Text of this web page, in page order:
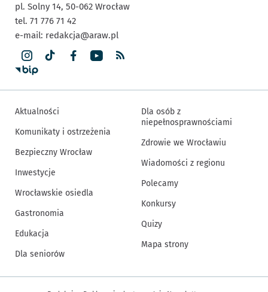
pl. Solny 14, 50-062 Wrocław
tel. 71 776 71 42
e-mail: redakcja@araw.pl
Aktualności
Komunikaty i ostrzeżenia
Bezpieczny Wrocław
Inwestycje
Wrocławskie osiedla
Gastronomia
Edukacja
Dla seniorów
Dla osób z
niepełnosprawnościami
Zdrowie we Wrocławiu
Wiadomości z regionu
Polecamy
Konkursy
Quizy
Mapa strony
Inne informacje